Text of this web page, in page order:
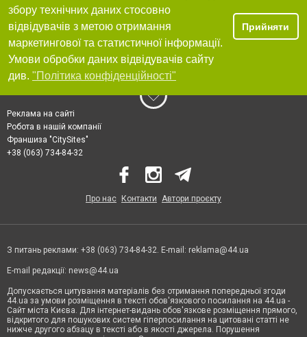
збору технічних даних стосовно
відвідувачів з метою отримання
маркетингової та статистичної інформації.
Умови обробки даних відвідувачів сайту
див. "Політика конфіденційності"
Прийняти
Реклама на сайті
Робота в нашій компанії
Франшиза "CitySites"
+38 (063) 734-84-32
Про нас Контакти Автори проєкту
З питань реклами: +38 (063) 734-84-32. E-mail: reklama@44.ua
E-mail редакції: news@44.ua
Допускається цитування матеріалів без отримання попередньої згоди
44.ua за умови розміщення в тексті обов'язкового посилання на 44.ua -
Сайт міста Києва. Для інтернет-видань обов'язкове розміщення прямого,
відкритого для пошукових систем гіперпосилання на цитовані статті не
нижче другого абзацу в тексті або в якості джерела. Порушення